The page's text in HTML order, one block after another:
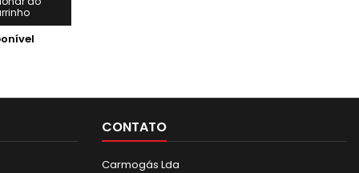
e
Aqui estão
aspectos:
CONTATO
Carmogás Lda